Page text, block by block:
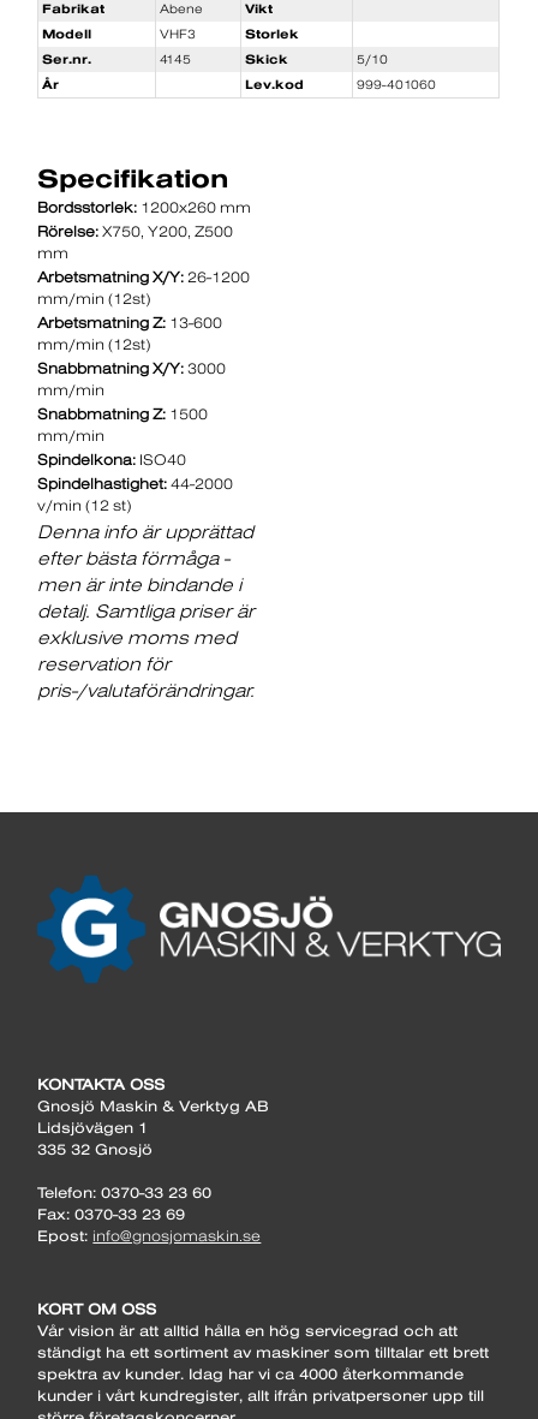
Fabrikat Abene
Vikt
Modell
VHF3
Storlek
Ser.nr.
4145 Skick
5/10
År
Lev.kod 999-401060
Specifikation
Bordsstorlek: 1200x260 mm
Rörelse: X750, Y200, Z500
mm
Arbetsmatning X/Y: 26-1200
mm/min (12st)
Arbetsmatning Z: 13-600
mm/min (12st)
Snabbmatning X/Y: 3000
mm/min
Snabbmatning Z: 1500
mm/min
Spindelkona: ISO40
Spindelhastighet: 44-2000
v/min (12 st)
Denna info är upprättad
efter bästa förmåga -
men är inte bindande i
detalj. Samtliga priser är
exklusive moms med
reservation för
pris-/valutaförändringar.
KONTAKTA OSS
Gnosjö Maskin & Verktyg AB
Lidsjövägen 1
335 32 Gnosjö
Telefon: 0370-33 23 60
Fax: 0370-33 23 69
Epost: info@gnosjomaskin.se
KORT OM OSS
Vår vision är att alltid hålla en hög servicegrad och att
ständigt ha ett sortiment av maskiner som tilltalar ett brett
spektra av kunder. Idag har vi ca 4000 återkommande
kunder i vårt kundregister, allt ifrån privatpersoner upp till